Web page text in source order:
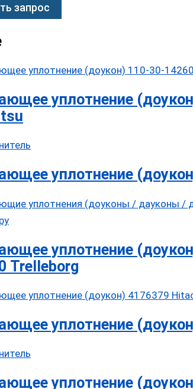
запрос
уплотнение
уплотнение
уплотнение
Trelleborg
уплотнение
уплотнение